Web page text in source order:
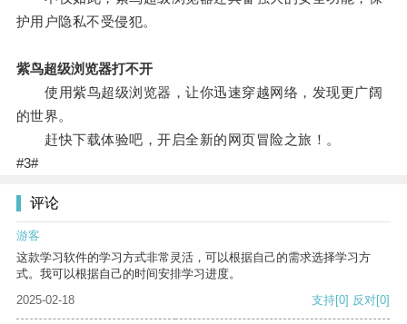
护用户隐私不受侵犯。
紫鸟超级浏览器打不开
使用紫鸟超级浏览器，让你迅速穿越网络，发现更广阔
的世界。
赶快下载体验吧，开启全新的网页冒险之旅！。
#3#
评论
游客
这款学习软件的学习方式非常灵活，可以根据自己的需求选择学习方
式。我可以根据自己的时间安排学习进度。
2025-02-18
支持[0] 反对[0]